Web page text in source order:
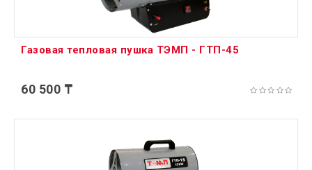
Газовая тепловая пушка ТЭМП - ГТП-45
60 500 ₸